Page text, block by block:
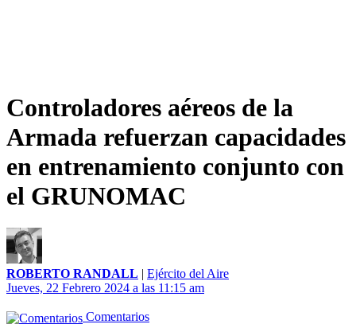
Controladores aéreos de la
Armada refuerzan capacidades
en entrenamiento conjunto con
el GRUNOMAC
ROBERTO RANDALL | Ejército del Aire
Jueves, 22 Febrero 2024 a las 11:15 am
Comentarios